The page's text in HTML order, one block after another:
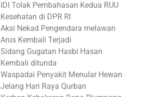
IDI Tolak Pembahasan Kedua RUU
Kesehatan di DPR RI
Aksi Nekad Pengendara melawan
Arus Kembali Terjadi
Sidang Gugatan Hasbi Hasan
Kembali ditunda
Waspadai Penyakit Menular Hewan
Jelang Hari Raya Qurban